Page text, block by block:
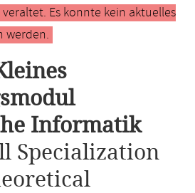
Es konnte kein aktuelles
werden.
Informatik
Specialization